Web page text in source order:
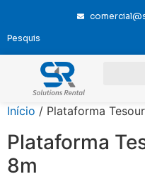
Início / Plataforma
Plataforma
8m